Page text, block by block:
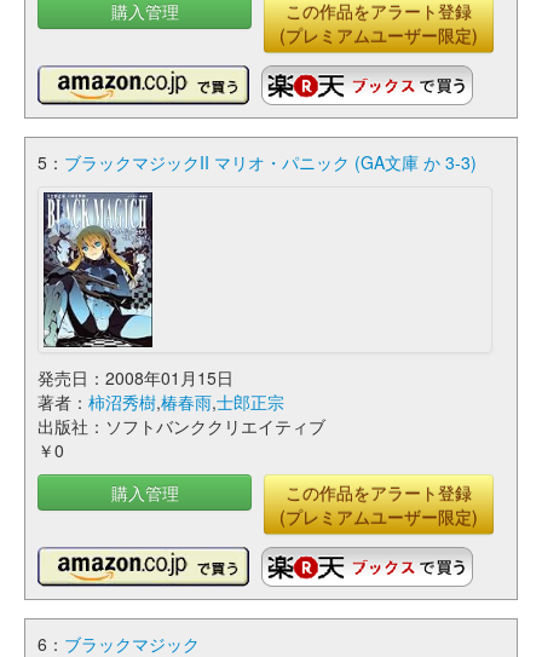
購入管理
この作品をアラート登録
(プレミアムユーザー限定)
5： ブラックマジックII マリオ・パニック (GA文庫 か 3-3)
発売日：2008年01月15日
著者： 柿沼秀樹,椿春雨,士郎正宗
出版社：ソフトバンククリエイティブ
￥0
購入管理
この作品をアラート登録
(プレミアムユーザー限定)
6： ブラックマジック